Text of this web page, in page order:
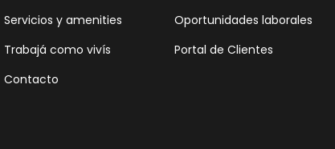
Servicios y amenities
Trabajá como vivís
Contacto
Oportunidades laborales
Portal de Clientes